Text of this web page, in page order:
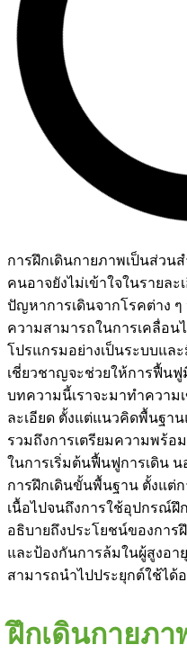
การฝึกเดินกายภาพเป็นส่ว
คนอาจยังไม่เข้าใจในรายล
ปัญหาการเดินจากโรคต่าง
ความสามารถในการเคลื่อน
โปรแกรมอย่างเป็นระบบแล
เชี่ยวชาญจะช่วยให้การฟื้น
บทความนี้เราจะมาทำความ
ละเอียด ตั้งแต่แนวคิดพื้นฐา
รวมถึงการเตรียมความพร้อ
ในการเริ่มต้นฟื้นฟูการเดิน
การฝึกเดินขั้นพื้นฐาน ตั้งแต่
เนื้อไปจนถึงการใช้อุปกรณ์ฝึ
อธิบายถึงประโยชน์ของการ
และป้องกันการล้มในผู้สูงอา
สามารถนำไปประยุกต์ใช้ได้
ฝึกเดินกายภา